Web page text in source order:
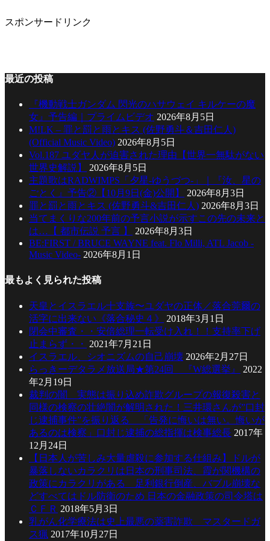
イ
スポンサードリンク
最近の投稿
『機動戦士ガンダム 閃光のハサウェイ キルケーの魔
女』予告編｜プライムビデオ 2026年8月5日
M!LK – 罪と罰と雨とキス (佐野勇斗＆吉田仁人)
(Official Music Video) 2026年8月5日
Vol.187 ユダヤ人が迫害された理由【世界一無駄がない
世界史解説】
2026年8月5日
主題歌はRADWIMPS「夕星-ゆうづつ-」｜『汝、星の
ごとく』予告②【10月9日(金)公開】
2026年8月3日
罪と罰と雨とキス (佐野勇斗&吉田仁人) 2026年8月3日
当てまくりな200年前の予言小説が示すこの先の未来と
は…【 都市伝説 予言 】
2026年8月3日
BE:FIRST / BRUCE WAYNE feat. Flo Milli, ATL Jacob -
Music Video- 2026年8月1日
最もよく見られた投稿
天皇とイスラエル十支族〜ユダヤの正体／落合莞爾の
活字に出来ない《落合秘史４》
2018年3月1日
閉会中審査・・安倍総理一転受け入れ！！支持率下げ
止まらず・・
2021年7月21日
イスラエル、シオニズムの自己崩壊 2026年2月27日
らっきーデタラメ放送局★第24回 『W総選挙』
2022
年2月19日
裁判の闇 実態は振り込め詐欺グループの報復殺害と
同様の検察の壮絶闇が解明された！三井環さんが”口封
じ逮捕事件”を振り返る 「告発に悔いは無い。悔いが
あるのは検察」口封じ逮捕の総指揮は検事総長 2017年
12月24日
【日本人が苦しみ大量虐殺に参加する仕組み】ドルが
暴落しないカラクリは日本の刑事司法、霞が関機構の
政策にカラクリがある 足利銀行倒産、バブル崩壊な
どすべてはドル防衛のため 日本の金融政策の司令塔は
ＣＦＲ 2018年5月3日
乳がん化学療法は史上最悪の薬害詐欺 マスタードガ
ス猟 2017年10月27日